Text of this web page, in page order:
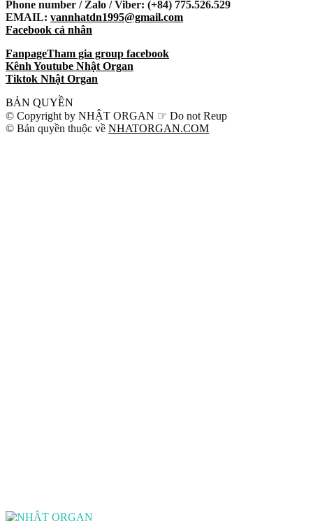
Phone number / Zalo / Viber: (+84) 775.526.529
EMAIL: vannhatdn1995@gmail.com
Facebook cá nhân
FanpageTham gia group facebook
Kênh Youtube Nhật Organ
Tiktok Nhật Organ
BẢN QUYỀN
© Copyright by NHẬT ORGAN ☞ Do not Reup
© Bản quyền thuộc về NHATORGAN.COM